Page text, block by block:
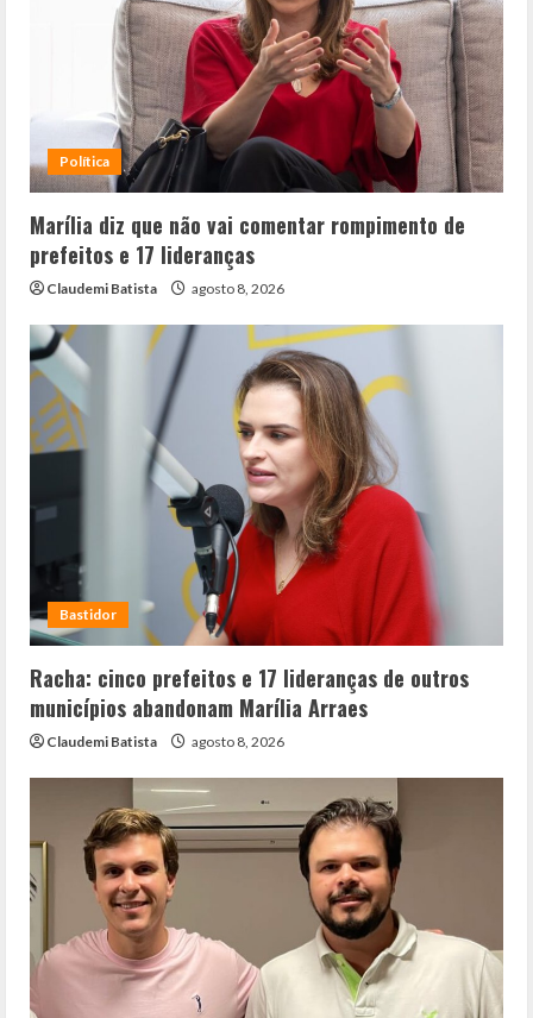
Política
Marília diz que não vai comentar rompimento de
prefeitos e 17 lideranças
Claudemi Batista agosto 8, 2026
Bastidor
Racha: cinco prefeitos e 17 lideranças de outros
municípios abandonam Marília Arraes
Claudemi Batista agosto 8, 2026